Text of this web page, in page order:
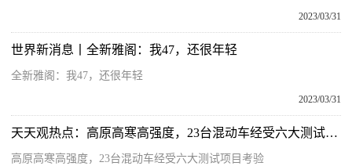
2023/03/31
世界新消息丨全新雅阁：我47，还很年轻
全新雅阁：我47，还很年轻
2023/03/31
天天观热点：高原高寒高强度，23台混动车经受六大测试项目考验
高原高寒高强度，23台混动车经受六大测试项目考验